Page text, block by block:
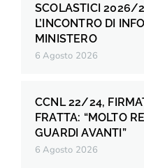
SCOLASTICI 2026/
L’INCONTRO DI
MINISTERO
6 Agosto 2026
CCNL 22/24,
FRATTA: “MOLTO
GUARDI AVANTI”
6 Agosto 2026